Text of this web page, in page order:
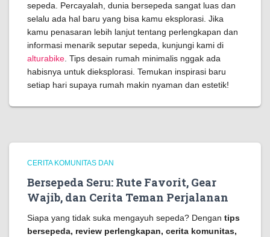
sepeda. Percayalah, dunia bersepeda sangat luas dan
selalu ada hal baru yang bisa kamu eksplorasi. Jika
kamu penasaran lebih lanjut tentang perlengkapan dan
informasi menarik seputar sepeda, kunjungi kami di
alturabike . Tips desain rumah minimalis nggak ada
habisnya untuk dieksplorasi. Temukan inspirasi baru
setiap hari supaya rumah makin nyaman dan estetik!
CERITA KOMUNITAS DAN
Bersepeda Seru: Rute Favorit, Gear
Wajib, dan Cerita Teman Perjalanan
Siapa yang tidak suka mengayuh sepeda? Dengan tips
bersepeda, review perlengkapan, cerita komunitas,